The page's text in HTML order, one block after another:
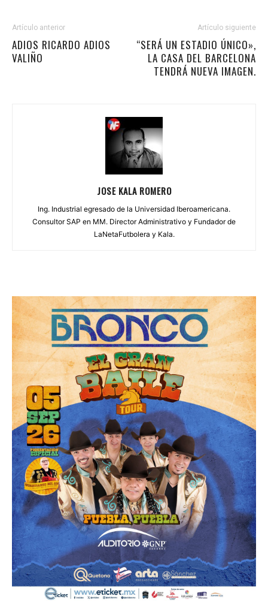
Artículo anterior
ADIOS RICARDO ADIOS
VALIÑO
Artículo siguiente
“SERÁ UN ESTADIO ÚNICO»,
LA CASA DEL BARCELONA
TENDRÁ NUEVA IMAGEN.
JOSE KALA ROMERO
Ing. Industrial egresado de la Universidad Iberoamericana.
Consultor SAP en MM. Director Administrativo y Fundador de
LaNetaFutbolera y Kala.